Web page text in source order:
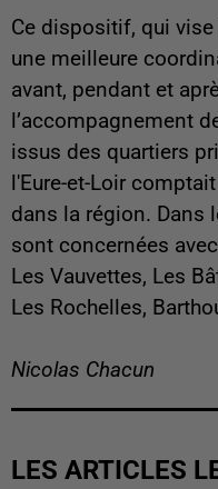
Ce dispositif, qui vise
une meilleure
avant, pendant et
l’accompagnement
issus des quartiers
l'Eure-et-Loir
dans la région. Dans
sont concernées
Les Vauvettes, Les
Les Rochelles,
Nicolas Chacun
LES ARTICLES